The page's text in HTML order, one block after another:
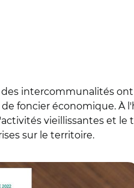
intercommunalités
foncier économique. À
vieillissantes et
sur le territoire.